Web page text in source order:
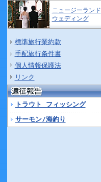
ニュージーランド
ウェディング
標準旅行業約款
手配旅行条件書
個人情報保護法
リンク
トラウト フィッシング
サーモン/海釣り